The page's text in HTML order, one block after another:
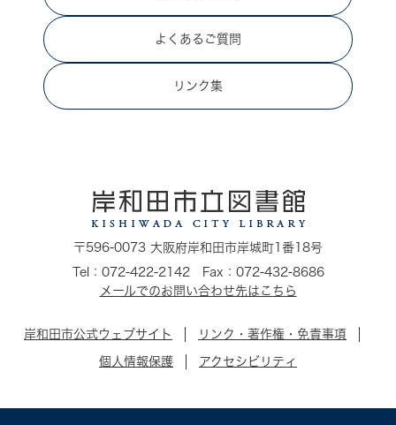
よくあるご質問
リンク集
〒596-0073 大阪府岸和田市岸城町1番18号
Tel：072-422-2142 Fax：072-432-8686
メールでのお問い合わせ先はこちら
岸和田市公式ウェブサイト リンク・著作権・免責事項
個人情報保護 アクセシビリティ